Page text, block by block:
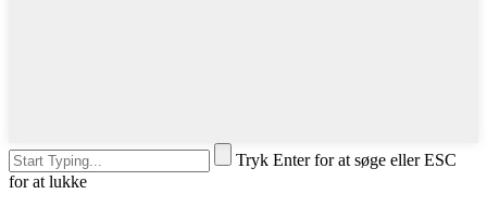
Tryk Enter for at søge eller ESC
for at lukke